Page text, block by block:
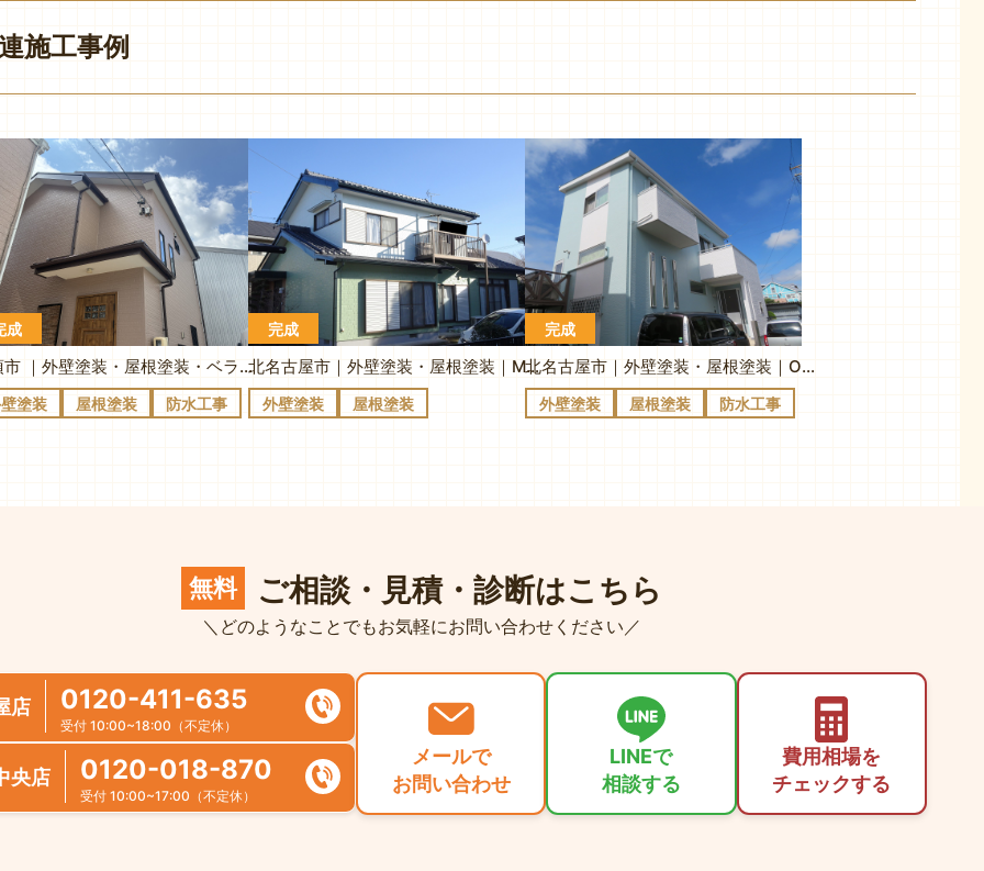
施工事例
成
清須市 ｜外壁塗装・屋根塗装・ベランダ防水｜H様邸
塗装 屋根塗装 防水工事
完成
北名古屋市｜外壁塗装・屋根塗装｜M様邸
外壁塗装 屋根塗装
完成
北名古屋市｜外壁塗装・屋根塗装｜O様邸
外壁塗装 屋根塗装 防水工事
無料 ご相談・見積・診断はこちら
＼どのようなことでもお気軽にお問い合わせください／
店 0120-411-635
受付 10:00~18:00（不定休）
央店 0120-018-870
受付 10:00~17:00（不定休）
メールで
お問い合わせ
LINEで
相談する
費用相場を
チェックする